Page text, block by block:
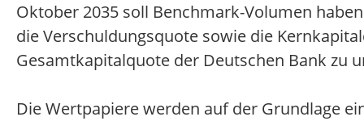
Oktober 2035 soll Benchmark-Volumen
die Verschuldungsquote sowie die
Gesamtkapitalquote der Deutschen Bank zu
Die Wertpapiere werden auf der Grundlage